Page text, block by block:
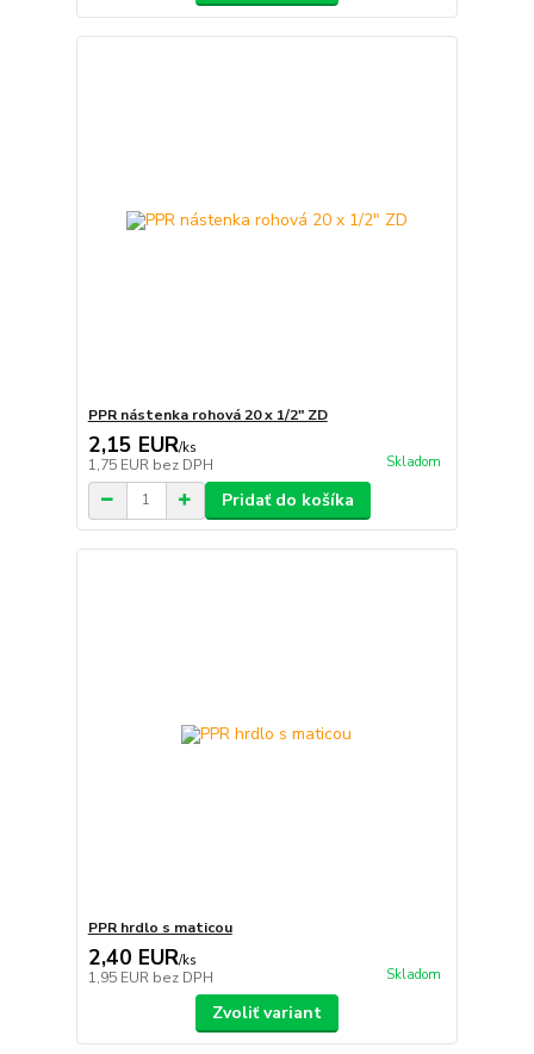
PPR nástenka rohová 20 x 1/2" ZD
2,15 EUR/ks
1,75 EUR bez DPH Skladom
Pridať do košíka
PPR hrdlo s maticou
2,40 EUR/ks
1,95 EUR bez DPH Skladom
Zvoliť variant